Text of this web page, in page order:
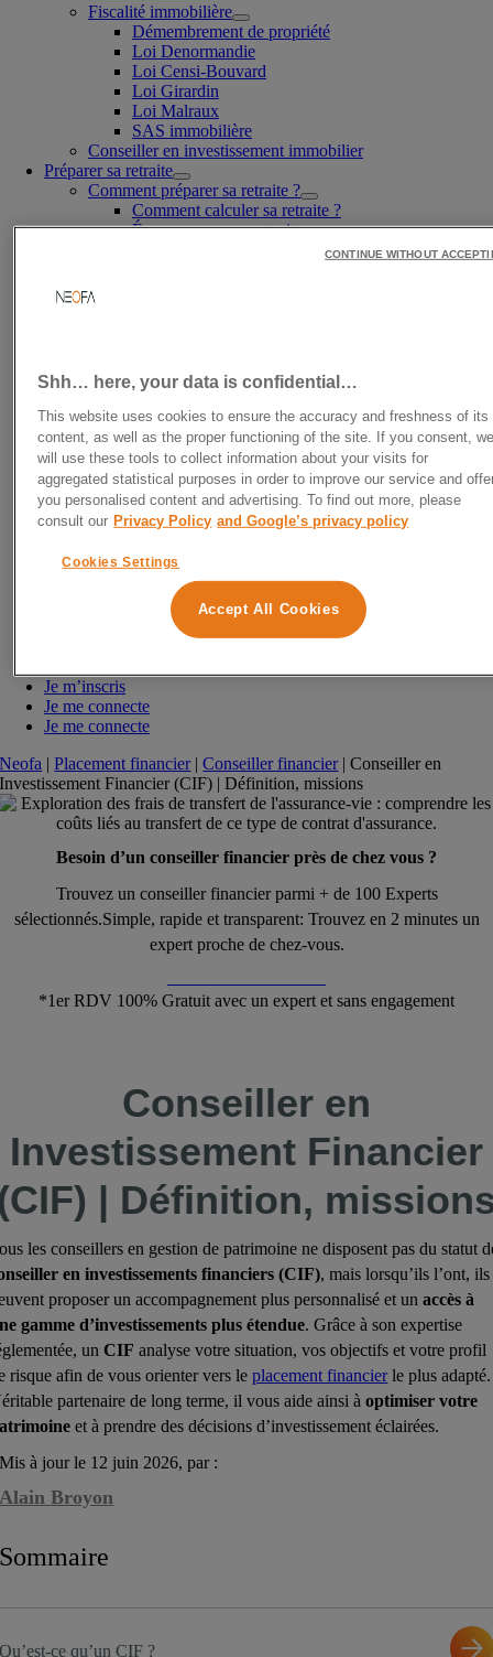
Fiscalité immobilière
Démembrement de propriété
Loi Denormandie
Loi Censi-Bouvard
Loi Girardin
Loi Malraux
SAS immobilière
Conseiller en investissement immobilier
Préparer sa retraite
Comment préparer sa retraite ?
Comment calculer sa retraite ?
Épargner pour sa retraite
Comment augmenter le montant de sa retraite
Placements pour la retraite
L’assurance-vie retraite
Investir dans un PEA pour sa retraite
Investir dans l’immobilier pour sa retraite
PER
Comment ouvrir un plan d’épargne retraite ?
Quand ouvrir un PER ?
Quel est le meilleur plan d’épargne pour une retraite
Madelin
Optimiser sa retraite
Comment défiscaliser avec un PER ?
Prefon Retraite
Je m’inscris
Je me connecte
Je me connecte
Neofa |Placement financier|Conseiller financier|Conseiller en
Investissement Financier (CIF) | Définition, missions
Besoin d’un conseiller financier près de chez vous ?
Trouvez un conseiller financier parmi + de 100 Experts
sélectionnés.Simple, rapide et transparent: Trouvez en 2 minutes un
expert proche de chez-vous.
*1er RDV 100% Gratuit avec un expert et sans engagement
Conseiller en
Investissement Financier
| Définition,
les conseillers en gestion de patrimoine ne disposent pas du statut
en investissements financiers (CIF), mais lorsqu’ils l’ont, ils
proposer un accompagnement plus personnalisé et unaccès à
gamme d’investissements plus étendue. Grâce à son expertise
unCIF analyse votre situation, vos objectifs et votre profil
risque afin de vous orienter vers leplacement financierle plus adapté.
partenaire de long terme, il vous aide ainsi àoptimiser votre
et à prendre des décisions d’investissement éclairées.
Mis à jour le 12 juin 2026, par :
Alain Broyon
Sommaire
Qu’est-ce qu’un CIF ?
Shh… here, your data is confidential…
This website uses cookies to ensure the accuracy and freshness of its
content, as well as the proper functioning of the site. If you consent,
will use these tools to collect information about your visits for
aggregated statistical purposes in order to improve our service and
you personalised content and advertising. To find out more, please
consult our Privacy Policy and Google’s privacy policy
Cookies Settings
Accept All Cookies
CONTINUE WITHOUT